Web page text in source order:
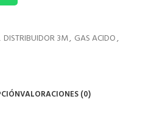
DISTRIBUIDOR 3M, GAS ACIDO,
VALORACIONES (0)